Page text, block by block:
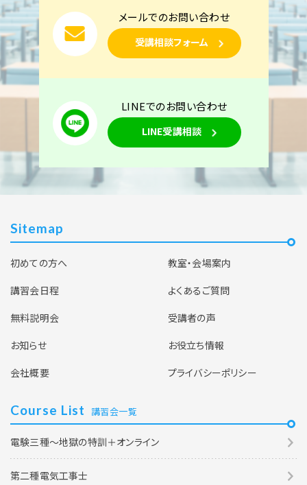
メールでのお問い合わせ
受講相談フォーム
LINEでのお問い合わせ
LINE受講相談
Sitemap
初めての方へ
教室・会場案内
講習会日程
よくあるご質問
無料説明会
受講者の声
お知らせ
お役立ち情報
会社概要
プライバシーポリシー
Course List 講習会一覧
電験三種～地獄の特訓＋オンライン
第二種電気工事士